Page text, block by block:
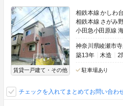
賃貸一戸建て・その他
相鉄本線 かしわ
相鉄本線 さがみ
小田急小田原線
神奈川県綾瀬市
築13年
木造 2
駐車場あり
チェックを入れてまとめてお問い合わ